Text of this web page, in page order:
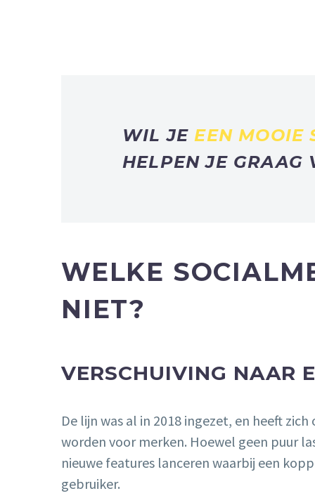
WIL JEEEN MOOIE
HELPEN JE GRAAG
WELKE
NIET?
VERSCHUIVING NAAR
De lijn was al in 2018 ingezet, en heeft
worden voor merken. Hoewel geen puur
nieuwe features lanceren waarbij een
gebruiker.